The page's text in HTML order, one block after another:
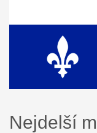
Nejdelší